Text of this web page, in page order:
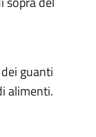
guanti
alimenti.